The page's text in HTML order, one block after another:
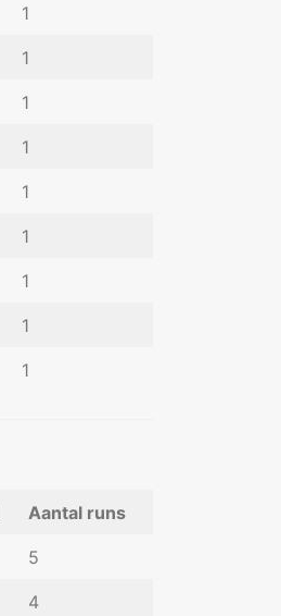
1
1
1
1
1
1
1
1
1
Aantal runs
5
4